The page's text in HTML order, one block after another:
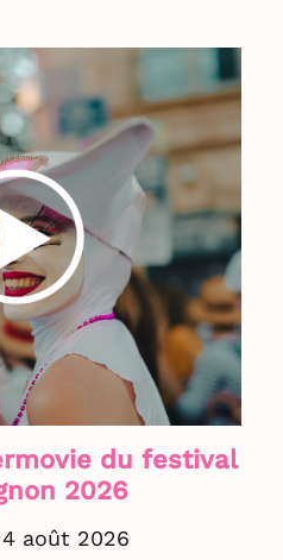
à la rentrée pour
l’édition 2027 du
! Très bel été à vous
- Violaine Plagne
du festival
2026
août 2026